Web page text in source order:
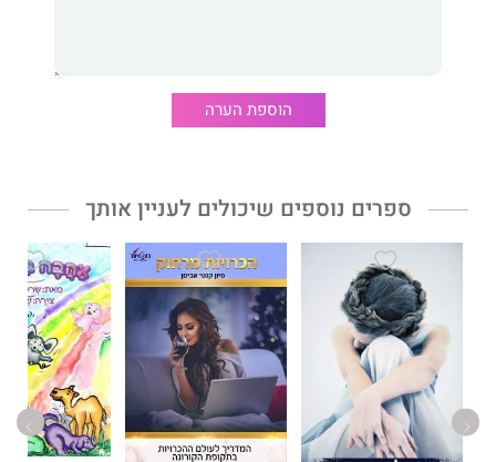
הוספת הערה
ספרים נוספים שיכולים לעניין אותך